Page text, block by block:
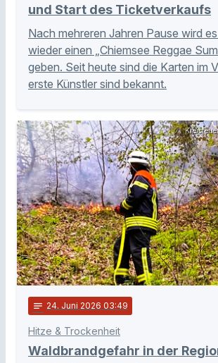
und Start des Ticketverkaufs
Nach mehreren Jahren Pause wird
wieder einen „Chiemsee Reggae
geben. Seit heute sind die Karten im
erste Künstler sind bekannt.
notes 24. Juni 2026 03:49
Hitze & Trockenheit
Waldbrandgefahr in der